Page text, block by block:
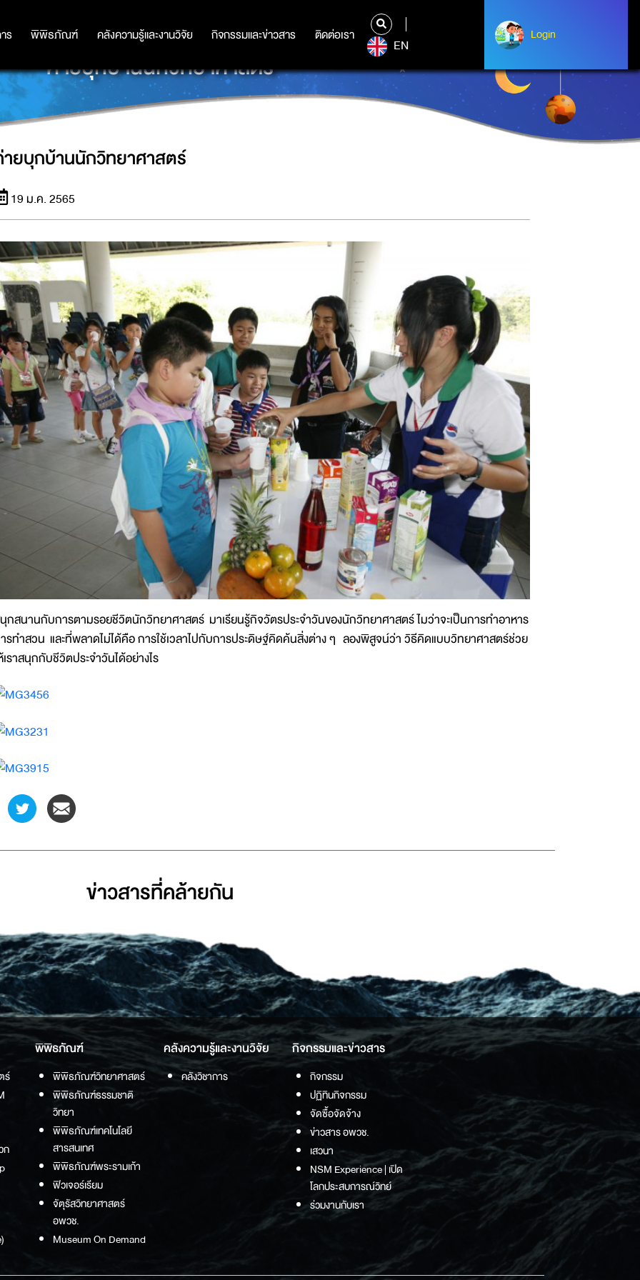
ร พิพิธภัณฑ์ คลังความรู้และงานวิจัย กิจกรรมและข่าวสาร ติดต่อเรา
ร พิพิธภัณฑ์ คลังความรู้และงานวิจัย กิจกรรมและข่าวสาร ติดต่อเรา
EN
Login
Login
ค่ายบุกบ้านนักวิทยาศาสตร์
ยบุกบ้านนักวิทยาศาสตร์
19 ม.ค. 2565
กสนานกับการตามรอยชีวิตนักวิทยาศาสตร์ มาเรียนรู้กิจวัตรประจำวันของนักวิทยาศาสตร์ ไมว่าจะเป็นการทำอาหาร
รทำสวน และที่พลาดไม่ได้คือ การใช้เวลาไปกับการประดิษฐ์คิดค้นสิ่งต่าง ๆ ลองพิสูจน์ว่า วิธีคิดแบบวิทยาศาสตร์ช่วย
เราสนุกกับชีวิตประจำวันได้อย่างไร
ข่าวสารที่่คล้ายกัน
ร์
ก
พิพิธภัณฑ์
พิพิธภัณฑ์วิทยาศาสตร์
พิพิธภัณฑ์ธรรมชาติ
วิทยา
พิพิธภัณฑ์เทคโนโลยี
สารสนเทศ
พิพิธภัณฑ์พระรามเก้า
ฟิวเจอร์เรียม
จัตุรัสวิทยาศาสตร์
อพวช.
Museum On Demand
คลังความรู้และงานวิจัย
คลังวิชาการ
กิจกรรมและข่าวสาร
กิจกรรม
ปฏิทินกิจกรรม
จัดซื้อจัดจ้าง
ข่าวสาร อพวช.
เสวนา
NSM Experience | เปิด
โลกประสบการณ์วิทย์
ร่วมงานกับเรา